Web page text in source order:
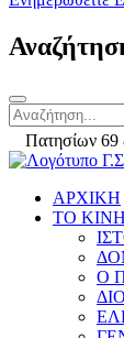
Πατησίων 69
ΑΡΧΙΚΗ
ΤΟ
Ο